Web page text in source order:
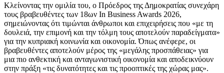
Κλείνοντας την ομιλία του, ο Πρόεδρος της Δημοκρατίας συνεχάρη
τους βραβευθέντες των 18ων In Business Awards 2026,
σημειώνοντας ότι τιμώνται άνθρωποι και επιχειρήσεις που «με τη
δουλειά, την επιμονή και την τόλμη τους αποτελούν παραδείγματα»
για την κυπριακή κοινωνία και οικονομία. Όπως ανέφερε, οι
βραβευθέντες αποτελούν μέρος της «μεγάλης προσπάθειας» για
μια πιο ανθεκτική και ανταγωνιστική οικονομία και αποδεικνύουν
στην πράξη «τις δυνατότητες και τις προοπτικές της χώρας μας».